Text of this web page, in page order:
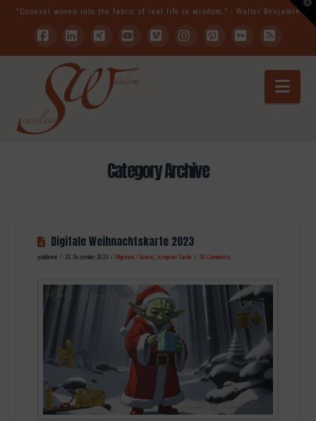
"Counsel woven into the fabric of real life is wisdom." - Walter Benjamin
FacebookLinkedIn
XING YouTubeVimeoInstagramPinterest
FlickrRSS
Category Archive
Digitale Weihnachtskarte 2023
yodahome 24. Dezember 2023 Allgemein / Generic, In eigener Sache 90 Comments